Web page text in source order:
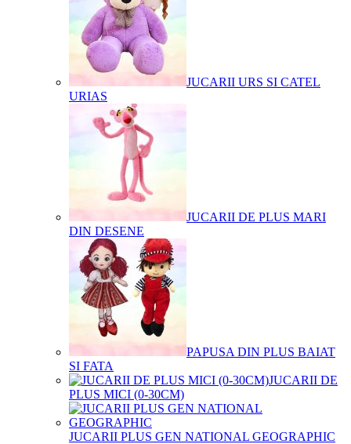
JUCARII URS SI CATEL
URIAS
JUCARII DE PLUS MARI
DIN DESENE
PAPUSA DIN PLUS BAIAT
SI FATA
JUCARII DE
PLUS MICI (0-30CM)
JUCARII PLUS GEN NATIONAL GEOGRAPHIC